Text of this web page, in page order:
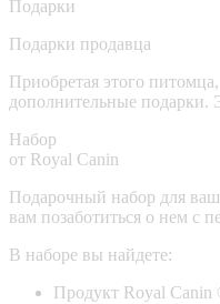
Подарки
Подарки продавца
Приобретая этого
дополнительные подарки.
Набор
от Royal Canin
Подарочный набор для
вам позаботиться о нем с
В наборе вы найдете:
Продукт Royal Canin